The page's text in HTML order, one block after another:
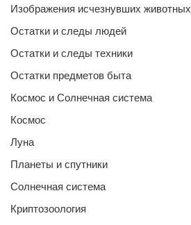
Изображения исчезнувших животных
Остатки и следы людей
Остатки и следы техники
Остатки предметов быта
Космос и Солнечная система
Космос
Луна
Планеты и спутники
Солнечная система
Криптозоология